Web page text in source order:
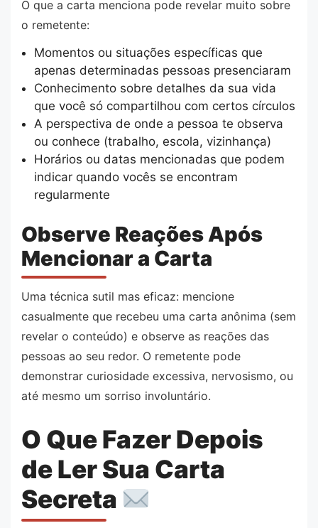
O que a carta menciona pode revelar muito sobre
o remetente:
Momentos ou situações específicas que
apenas determinadas pessoas presenciaram
Conhecimento sobre detalhes da sua vida
que você só compartilhou com certos círculos
A perspectiva de onde a pessoa te observa
ou conhece (trabalho, escola, vizinhança)
Horários ou datas mencionadas que podem
indicar quando vocês se encontram
regularmente
Observe Reações Após
Mencionar a Carta
Uma técnica sutil mas eficaz: mencione
casualmente que recebeu uma carta anônima (sem
revelar o conteúdo) e observe as reações das
pessoas ao seu redor. O remetente pode
demonstrar curiosidade excessiva, nervosismo, ou
até mesmo um sorriso involuntário.
O Que Fazer Depois
de Ler Sua Carta
Secreta